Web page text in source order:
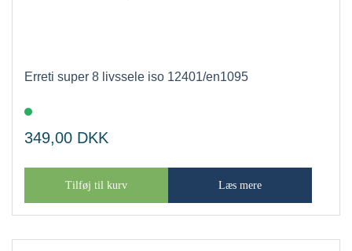
Erreti super 8 livssele iso 12401/en1095
349,00 DKK
Tilføj til kurv Læs mere